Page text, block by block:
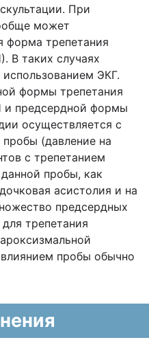
При
может
форма трепетания
В таких случаях
использованием ЭКГ.
формы трепетания
и предсердной формы
осуществляется с
(давление на
с трепетанием
пробы, как
асистолия и на
предсердных
трепетания
пробы обычно